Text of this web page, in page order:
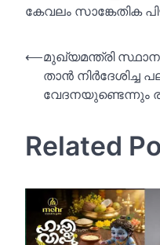
കേവലം സാങ്കേതിക
Post
navigation
⟵മുഖ്യമന്ത്രി
താൻ നിര്‍ദേശിച്ച
വേദനയുണ്ടെന്നും
Related